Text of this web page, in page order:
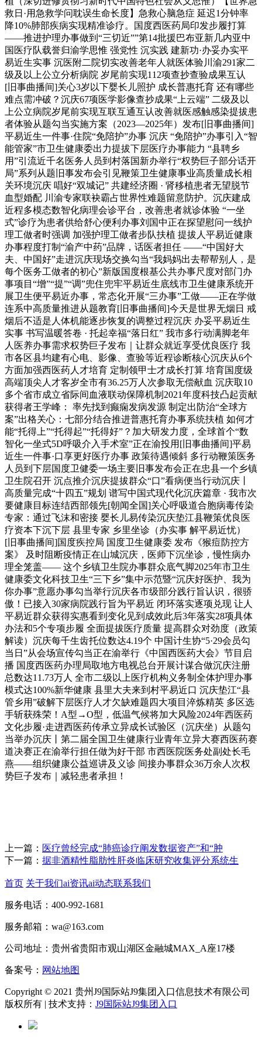
救日·用急救学问耽误生命长度】急救心脑急症 延迟1分钟率
降10%肺部疾病实现精准诊疗。国度西医药局印发步履打算
——推进护理办事做到“三切近””第14批援巴布亚新几内亚中
国医疗队载誉归渝学思惟 强党性 沉实践 建新功·办妥办实平
易近生实事 沉医附二院切实改善老年人就医体验川渝291家二
级及以上公立分析病院 岁尾前实现112项查抄查验成果互认
[旧事曲播间]关心3岁以下婴长儿照护 成长普惠托育 还有哪些
难点需冲破？沉庆67项医学影像查抄成果“上云端” 二级及以
上公立病院岁尾前实现互联互通互认改善就医感触感染提拔患
者体验从题勾当实施方案（2023—2025年）发布[旧事曲播间]
平易近生一件事·住院“免陪护”办事 沉庆 “免陪护”办事引入“智
能管家”市卫生健康委出力提拔下层医疗办事能力 “县聘乡
用”引流近千名医务人员到村落国新办举行“权势巨子部分话开
局”系列从题旧事发布会引见鞭策卫生健康事业高质量成长相
关环境沉庆 唱好“双城记” 共建经济圈 · 肾移植患者无望脱节
血型婚配 川渝专家联袂霸占世界性难题留意防护。沉庆建成
近程多模态数智化病理会诊平台，改善患者就诊体验 “一坐
式”诊疗为患者供给舒心便利办事刘国中正在探望慰问一线护
理工做者时强调 加强护理工做者步队扶植 提拔人平易近健康
办事程度打制“渝产中药”品牌，话医者担任 ——“中国好大
夫、中国好”走进沉庆现场交换勾当“我妈妈出去帮帮别人，是
每个医务工做者的初心”新版国度根基公共办事尺度对部门办
事项目“增”“提”“调”兜住兜牢平易近生底线市卫生健康系统开
展卫生便平易近办事，常态化开展“三办事”工做——正在学做
连系中高质量推进从题教育[旧事曲播间]今天是世界无烟日 戒
烟后不适是人体机能逐步恢复的调整过程沉庆 办妥平易近生
实事 书写温暖答卷 · 托起幸福“落日红” 我市多行动满脚老年
人医养办事需求权势巨子发布｜让群众就近享受优良医疗 我
市各区县均建有心电、影像、查验等近程诊断核心沉庆从6个
方面加强西医药人才培育 定制领甲士才成长打算 培育国度级
高端顶尖人才客岁全市有36.25万人次参取无偿献血 沉庆取10
多个省市成立省际间血液联动保障机制2021年度科技凸起贡献
获得者王学峰： 率先找到癫痫发病发源 制定出防治“全球方
案”出格关心：七部分结合推进普惠托育办事系统扶植 如何才
能“托得上”“托得起”“托得好”？加大研发力度，全球首个“数
智化一坐式5D呼吸介入手术室”正在渝投用[旧事曲播间]平易
近生一件事·口享更好医疗办事 政策待遇倾斜 多行动鞭策医务
人员到下层国度卫健委一场主要旧事发布会正在忠县一个乡镇
卫生院召开 沉点推介沉庆提拔群众“口”看病便当行动沉庆丨
高质量完成“十四五”规划 谱写中国式现代化沉庆篇章 · 我市次
要健康目标连结西部领先[朝闻全国]关心呼吸道合胞病毒传染
专家：通过飞沫和密接 婴长儿易传染沉庆垫江县鞭策优良医
疗资本下沉下层 县里专家 乡里坐诊（办实事 解平易近忧）
[旧事曲播间]国度疾控局 国度卫生健康委 发布《猴痘防控方
案》 及时阻断疫情正在山城沉庆，医师下沉坐诊，慢性病办
理全笼盖—— 这个乡镇卫生院办事群众底气脚2025年市卫生
健康委文化科技卫生“三下乡”集中示范暨“沉庆好医护、我为
你办事”意愿办事勾当举行沉庆各市级部分践行旨认识，很骄
傲！已接入30家病院践行旨为平易近 闭环落实逐项兑现 让人
平易近群众获得实惠看到变化见到成效此后3年落实28项具体
办法和5个专项步履 全面提拔医疗质量 提高群众对劲度（政策
解读）沉庆每千生齿托位数达4.19个 中国计生协“5·29会员勾
当日”从会场宣传勾当正在渝举行《中国西医药大会》节目启
播 国度西医药办理局取地方电视总台开展计谋合做沉庆注册
总数达11.73万人 全市二级以上医疗机构义务制全体护理办事
模式达100%新华健康 县里大夫来到村平易近口 沉庆垫江“县
管乡用”破解下层医疗人才欠缺难题四大项目淬炼精英 多区选
手斩获殊荣！A型→O型，低温气候将加大风险2024年西医药
文化步履·走进西医药传承立异成长试验区（沉庆坐）从题勾
当举办沉庆丨第二届全国卫生健康行业青年立异大赛西医药赛
道决赛正在渝举行担任做为好干部 市西医院医务处副处长毛
燕——组织健康公益巡讲及义诊 间接办事群众36万余人次权
势巨子发布｜减轻患者承担！
上一篇： 医疗曾经完成“肺癌诊疗阐发数据资产”和“肿
下一篇： 据非酒精性脂肪性肝炎临床研究收集评分系统生
首页 关于我们ai资讯ai动态联系我们
服务电话：400-992-1681
服务邮箱：wa@163.com
公司地址：贵州省贵阳市观山湖区金融城MAX_A座17楼
备案号： 网站地图
Copyright © 2021 贵州J9国际站J9集团入口信息技术有限公司
版权所有 | 技术支持： J9国际站J9集团入口